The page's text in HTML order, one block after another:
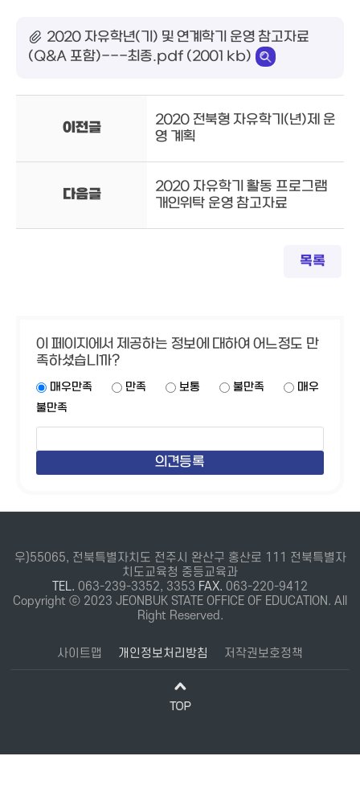
2020 자유학년(기) 및 연계학기 운영 참고자료
(Q&A 포함)---최종.pdf (2001 kb)
이전글
2020 전북형 자유학기(년)제 운
영 계획
다음글
2020 자유학기 활동 프로그램
개인위탁 운영 참고자료
목록
이 페이지에서 제공하는 정보에 대하여 어느정도 만
족하셨습니까?
매우만족 만족 보통 불만족
매우
불만족
우)55065, 전북특별자치도 전주시 완산구 홍산로 111 전북특별자
치도교육청 중등교육과
TEL. 063-239-3352, 3353 FAX. 063-220-9412
Copyright ⓒ 2023 JEONBUK STATE OFFICE OF EDUCATION. All
Right Reserved.
사이트맵 개인정보처리방침 저작권보호정책